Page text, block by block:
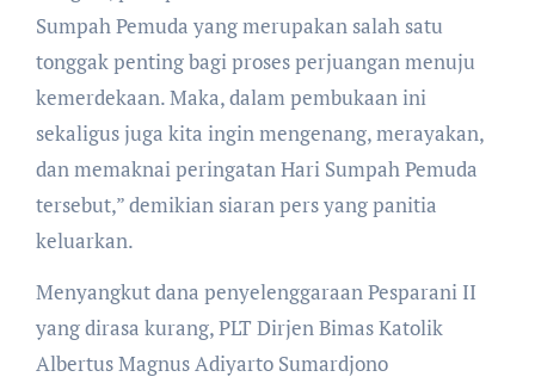
Sumpah Pemuda yang merupakan salah satu
tonggak penting bagi proses perjuangan menuju
kemerdekaan. Maka, dalam pembukaan ini
sekaligus juga kita ingin mengenang, merayakan,
dan memaknai peringatan Hari Sumpah Pemuda
tersebut,” demikian siaran pers yang panitia
keluarkan.
Menyangkut dana penyelenggaraan Pesparani II
yang dirasa kurang, PLT Dirjen Bimas Katolik
Albertus Magnus Adiyarto Sumardjono